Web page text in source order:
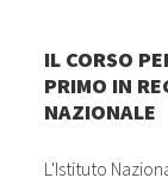
IL CORSO
PRIMO IN
NAZIONALE
L'Istituto